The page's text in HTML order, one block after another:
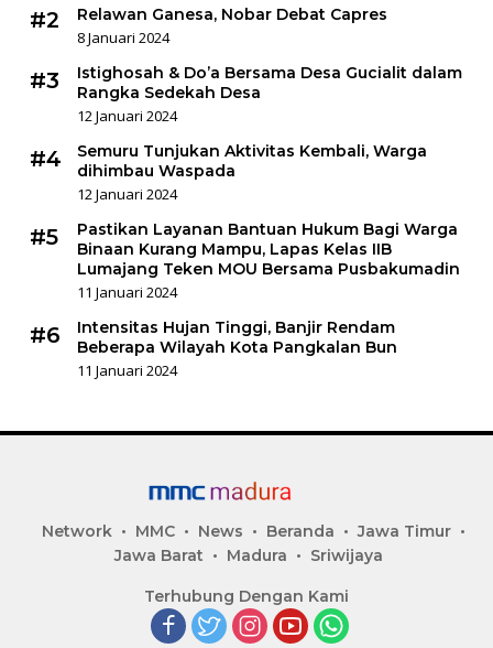
#2
Relawan Ganesa, Nobar Debat Capres
8 Januari 2024
#3
Istighosah & Do’a Bersama Desa Gucialit dalam
Rangka Sedekah Desa
12 Januari 2024
#4
Semuru Tunjukan Aktivitas Kembali, Warga
dihimbau Waspada
12 Januari 2024
#5
Pastikan Layanan Bantuan Hukum Bagi Warga
Binaan Kurang Mampu, Lapas Kelas IIB
Lumajang Teken MOU Bersama Pusbakumadin
11 Januari 2024
#6
Intensitas Hujan Tinggi, Banjir Rendam
Beberapa Wilayah Kota Pangkalan Bun
11 Januari 2024
Network MMC News Beranda
Jawa Timur
Jawa Barat
Madura Sriwijaya
Terhubung Dengan Kami